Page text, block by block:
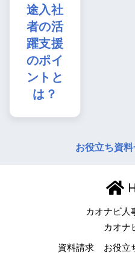
途入社
者の活
躍支援
のポイ
ントと
は？
お役立ち資
カオナビ人
カオナ
資料請求 お役立